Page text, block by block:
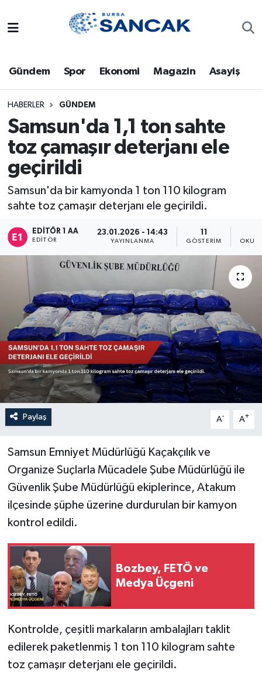
Gündem Spor Ekonomi Magazin Asayiş
HABERLER GÜNDEM
Samsun'da 1,1 ton sahte
toz çamaşır deterjanı ele
geçirildi
Samsun'da bir kamyonda 1 ton 110 kilogram
sahte toz çamaşır deterjanı ele geçirildi.
EDITÖR 1 AA
EDITÖR
23.01.2026 - 14:43
YAYINLANMA GÖSTERIM
Paylaş A- A+
Samsun Emniyet Müdürlüğü Kaçakçılık ve
Organize Suçlarla Mücadele Şube Müdürlüğü ile
Güvenlik Şube Müdürlüğü ekiplerince, Atakum
ilçesinde şüphe üzerine durdurulan bir kamyon
kontrol edildi.
Bozbey, FETÖ ve
Medya Üçgeni
Kontrolde, çeşitli markaların ambalajları taklit
edilerek paketlenmiş 1 ton 110 kilogram sahte
toz çamaşır deterjanı ele geçirildi.
Bursa
Dünya
Eğitim
Ekonomi
Genel
Magazin
Siyaset
Spor
Türkiye
Trafik Durumu
Süper Lig Puan Durumu ve Fikstür
Tüm Manşetler
Son Dakika Haberleri
Haber Arşivi